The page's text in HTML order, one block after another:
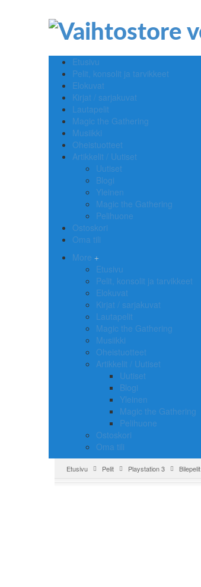
Etusivu
Pelit, konsolit ja tarvikkeet
Elokuvat
Kirjat / sarjakuvat
Lautapelit
Magic the Gathering
Musiikki
Oheistuotteet
Artikkelit / Uutiset
Uutiset
Blogi
Yleinen
Magic the Gathering
Pelihuone
Ostoskori
Oma tili
More
Etusivu
Pelit, konsolit ja tarvikkeet
Elokuvat
Kirjat / sarjakuvat
Lautapelit
Magic the Gathering
Musiikki
Oheistuotteet
Artikkelit / Uutiset
Uutiset
Blogi
Yleinen
Magic the Gathering
Pelihuone
Ostoskori
Oma tili
Etusivu Pelit Playstation 3 Bilepelit